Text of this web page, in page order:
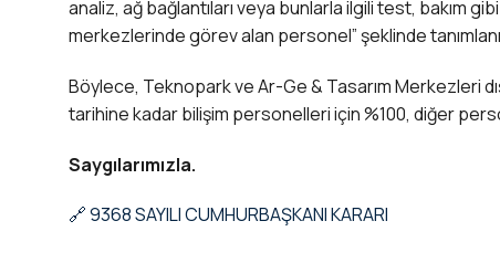
analiz, ağ bağlantıları veya bunlarla ilgili test, bakım
merkezlerinde görev alan personel” şeklinde
Böylece, Teknopark ve Ar-Ge & Tasarım Merkezleri
tarihine kadar bilişim personelleri için %100, diğer
Saygılarımızla.
🔗 9368 SAYILI CUMHURBAŞKANI KARARI